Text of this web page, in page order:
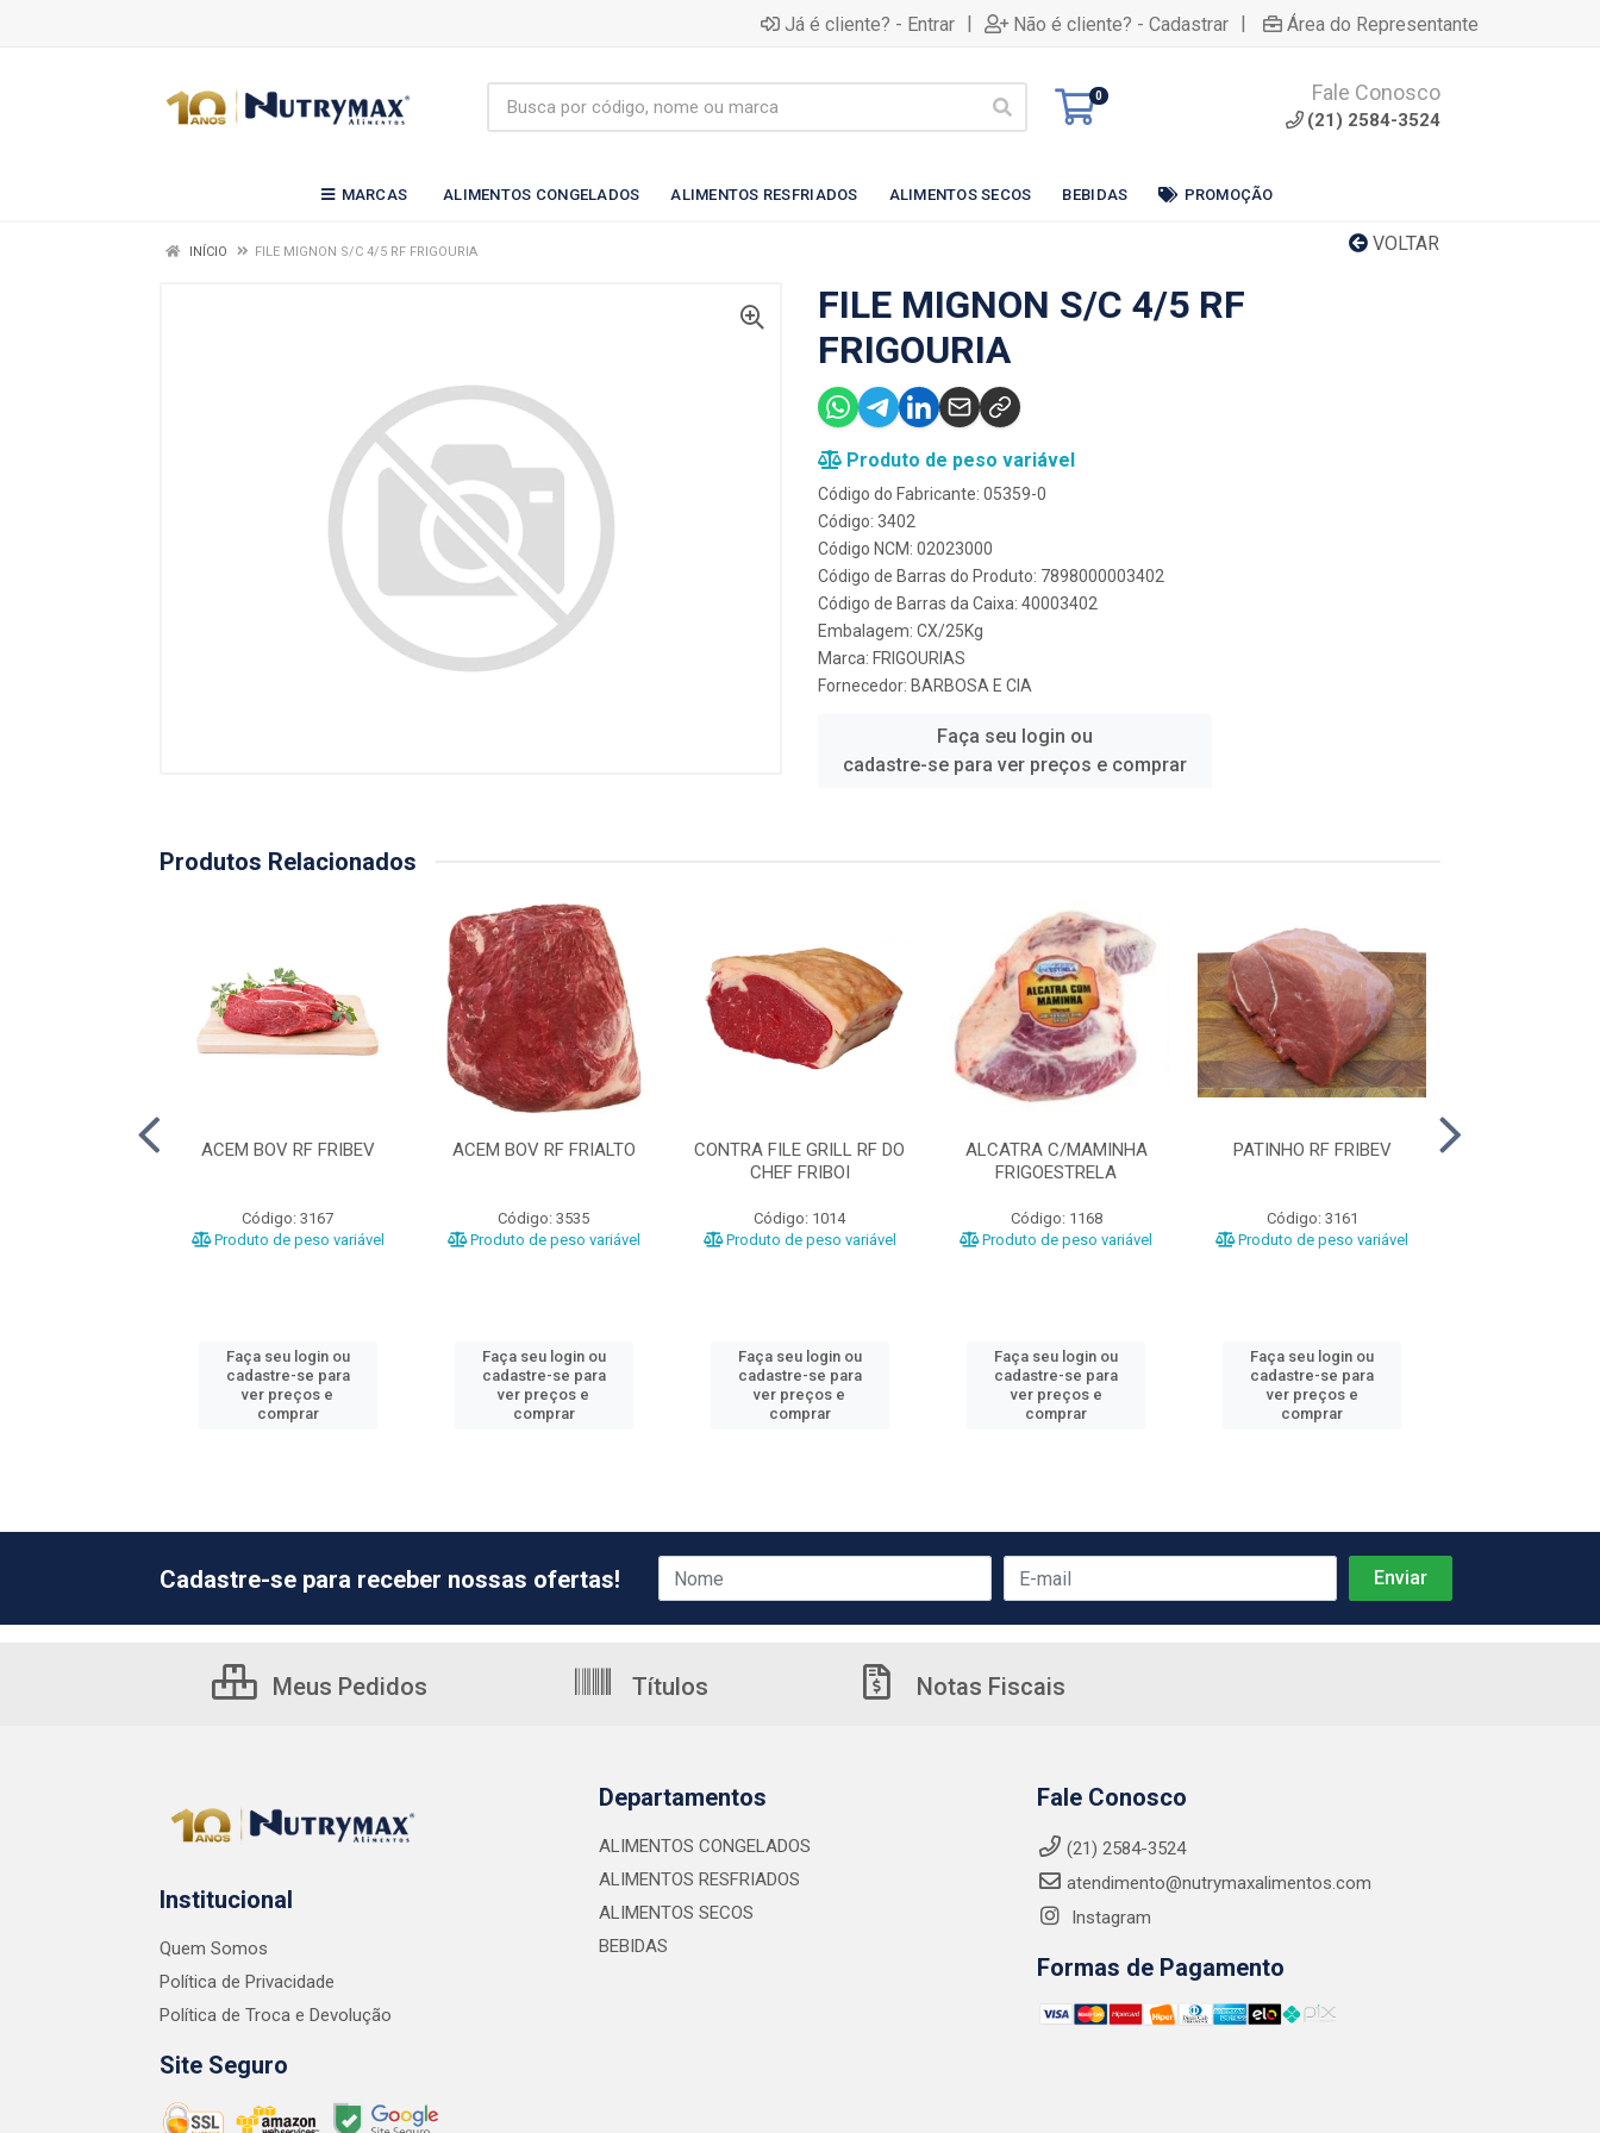
Já é cliente? - Entrar | Não é cliente? - Cadastrar | Área do Representante
0 Fale Conosco
(21) 2584-3524
MARCAS ALIMENTOS CONGELADOS ALIMENTOS RESFRIADOS ALIMENTOS SECOS BEBIDAS PROMOÇÃO
VOLTAR
INÍCIO FILE MIGNON S/C 4/5 RF FRIGOURIA
FILE MIGNON S/C 4/5 RF
FRIGOURIA
Produto de peso variável
Código do Fabricante: 05359-0
Código: 3402
Código NCM: 02023000
Código de Barras do Produto: 7898000003402
Código de Barras da Caixa: 40003402
Embalagem: CX/25Kg
Marca: FRIGOURIAS
Fornecedor: BARBOSA E CIA
Faça seu login ou
cadastre-se para ver preços e comprar
Produtos Relacionados
ACEM BOV RF FRIBEV
Código: 3167
Produto de peso variável
Faça seu login ou
cadastre-se para
ver preços e
comprar
ACEM BOV RF FRIALTO
Código: 3535
Produto de peso variável
Faça seu login ou
cadastre-se para
ver preços e
comprar
CONTRA FILE GRILL RF DO
CHEF FRIBOI
Código: 1014
Produto de peso variável
Faça seu login ou
cadastre-se para
ver preços e
comprar
ALCATRA C/MAMINHA
FRIGOESTRELA
Código: 1168
Produto de peso variável
Faça seu login ou
cadastre-se para
ver preços e
comprar
PATINHO RF FRIBEV
Código: 3161
Produto de peso variável
Faça seu login ou
cadastre-se para
ver preços e
comprar
Cadastre-se para receber nossas ofertas!
Meus Pedidos Títulos Notas Fiscais
Institucional
Quem Somos
Política de Privacidade
Política de Troca e Devolução
Site Seguro
Departamentos
ALIMENTOS CONGELADOS
ALIMENTOS RESFRIADOS
ALIMENTOS SECOS
BEBIDAS
Fale Conosco
(21) 2584-3524
atendimento@nutrymaxalimentos.com
Instagram
Formas de Pagamento